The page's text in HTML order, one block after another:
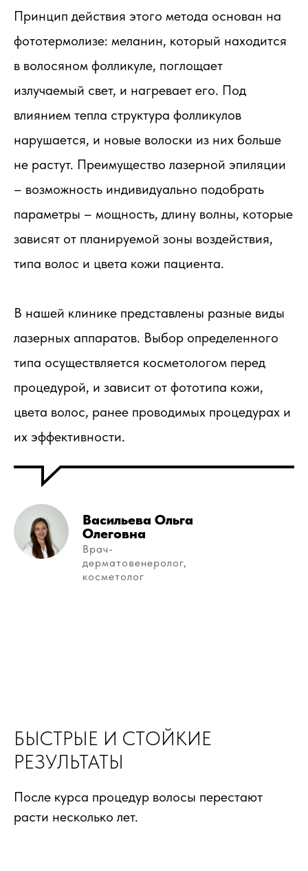
Принцип действия этого метода основан на
фототермолизе: меланин, который находится
в волосяном фолликуле, поглощает
излучаемый свет, и нагревает его. Под
влиянием тепла структура фолликулов
нарушается, и новые волоски из них больше
не растут. Преимущество лазерной эпиляции
– возможность индивидуально подобрать
параметры – мощность, длину волны, которые
зависят от планируемой зоны воздействия,
типа волос и цвета кожи пациента.
В нашей клинике представлены разные виды
лазерных аппаратов. Выбор определенного
типа осуществляется косметологом перед
процедурой, и зависит от фототипа кожи,
цвета волос, ранее проводимых процедурах и
их эффективности.
Васильева Ольга
Олеговна
Врач-
дерматовенеролог,
косметолог
БЫСТРЫЕ И СТОЙКИЕ
РЕЗУЛЬТАТЫ
После курса процедур волосы перестают
расти несколько лет.